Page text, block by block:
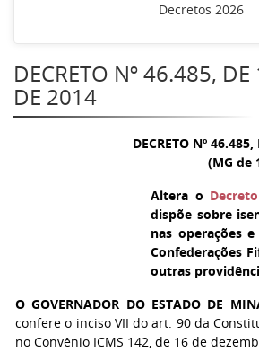
Decretos 2026
DECRETO Nº 46.485,
DE 2014
DECRETO Nº
(MG de
Altera o
dispõe sobre
nas operações
Confederações
outras
O GOVERNADOR DO ESTADO DE
confere o inciso VII do art. 90 da
no Convênio ICMS 142, de 16 de